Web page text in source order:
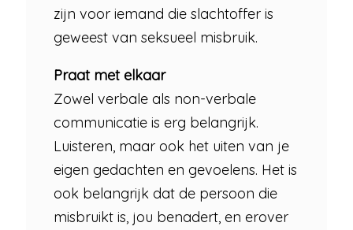
zijn voor iemand die slachtoffer is
geweest van seksueel misbruik.
Praat met elkaar
Zowel verbale als non-verbale
communicatie is erg belangrijk.
Luisteren, maar ook het uiten van je
eigen gedachten en gevoelens. Het is
ook belangrijk dat de persoon die
misbruikt is, jou benadert, en erover